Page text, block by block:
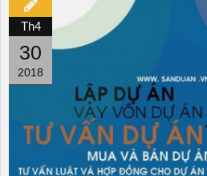
Th4
30
2018